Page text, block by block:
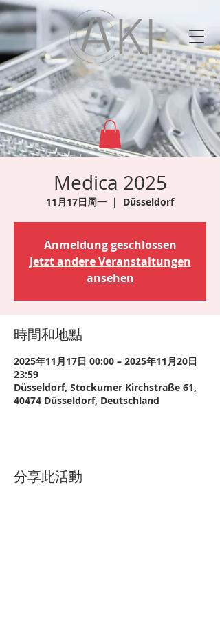
Medica 2025
11月17日周一
  |
Düsseldorf
Anmeldung geschlossen
Jetzt andere Veranstaltungen
ansehen
時間和地點
2025年11月17日 00:00 – 2025年11月20日
23:59
Düsseldorf, Stockumer Kirchstraße 61,
40474 Düsseldorf, Deutschland
分享此活動